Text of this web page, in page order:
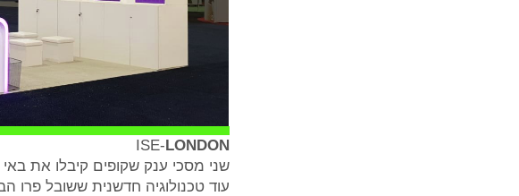
​ISE-LONDON
שני מסכי ענק שקופים קיבלו את
עוד טכנולוגיה חדשנית ששובל פרו